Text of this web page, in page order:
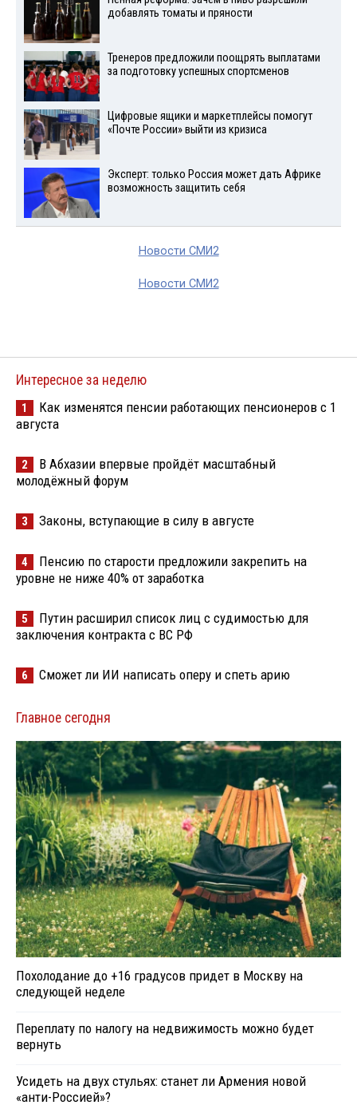
добавлять томаты и пряности
Тренеров предложили поощрять выплатами
за подготовку успешных спортсменов
Цифровые ящики и маркетплейсы помогут
«Почте России» выйти из кризиса
Эксперт: только Россия может дать Африке
возможность защитить себя
Новости СМИ2
Новости СМИ2
Интересное за неделю
1
Как изменятся пенсии работающих пенсионеров с 1
августа
2
В Абхазии впервые пройдёт масштабный
молодёжный форум
3 Законы, вступающие в силу в августе
4
Пенсию по старости предложили закрепить на
уровне не ниже 40% от заработка
5
Путин расширил список лиц с судимостью для
заключения контракта с ВС РФ
6 Сможет ли ИИ написать оперу и спеть арию
Главное сегодня
Похолодание до +16 градусов придет в Москву на
следующей неделе
Переплату по налогу на недвижимость можно будет
вернуть
Усидеть на двух стульях: станет ли Армения новой
«анти-Россией»?